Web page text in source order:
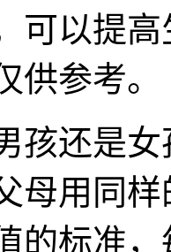
可以提
供参考。
还是女
母用同
的标准